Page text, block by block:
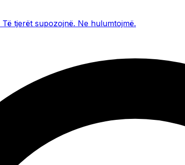
Të tjerët supozojnë. Ne hulumtojmë.